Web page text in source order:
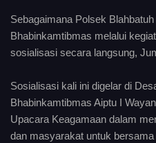
Sebagaimana Polsek
Bhabinkamtibmas melalui
sosialisasi secara langsung,
Sosialisasi kali ini digelar di
Bhabinkamtibmas Aiptu I
Upacara Keagamaan dalam
dan masyarakat untuk